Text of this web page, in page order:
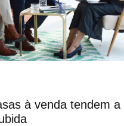
à venda tendem a